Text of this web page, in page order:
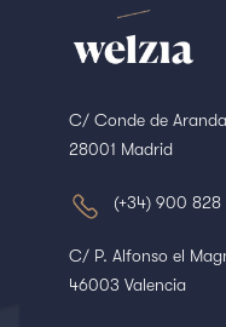
C/ Conde de
28001 Madrid
(+34) 900 828
C/ P. Alfonso el
46003 Valencia